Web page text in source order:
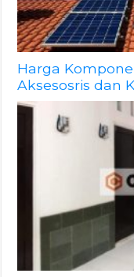
Harga
Aksesosris dan